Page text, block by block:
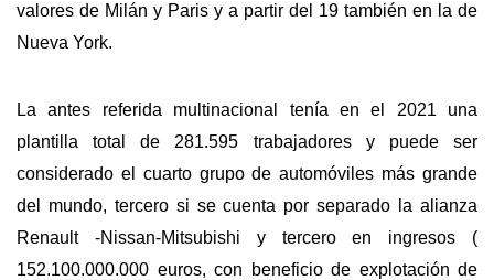
valores de Milán y Paris y a partir del 19 también en la de
Nueva York.
La antes referida multinacional tenía en el 2021 una
plantilla total de 281.595 trabajadores y puede ser
considerado el cuarto grupo de automóviles más grande
del mundo, tercero si se cuenta por separado la alianza
Renault -Nissan-Mitsubishi y tercero en ingresos (
152.100.000.000 euros, con beneficio de explotación de